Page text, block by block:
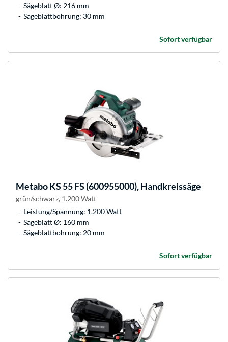
Sägeblatt Ø: 216 mm
Sägeblattbohrung: 30 mm
Sofort verfügbar
MetaboKS 55 FS (600955000), Handkreissäge
grün/schwarz, 1.200 Watt
Leistung/Spannung: 1.200 Watt
Sägeblatt Ø: 160 mm
Sägeblattbohrung: 20 mm
Sofort verfügbar